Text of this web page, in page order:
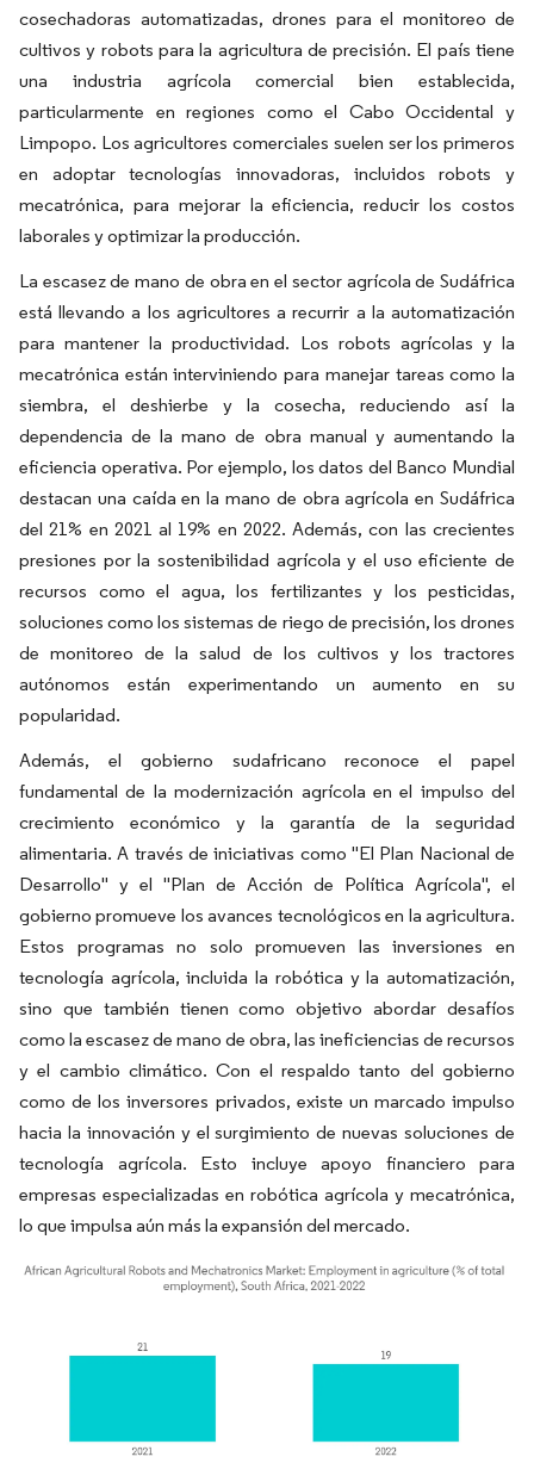
cosechadoras automatizadas, drones para el monitoreo de
cultivos y robots para la agricultura de precisión. El país tiene
una industria agrícola comercial bien establecida,
particularmente en regiones como el Cabo Occidental y
Limpopo. Los agricultores comerciales suelen ser los primeros
en adoptar tecnologías innovadoras, incluidos robots y
mecatrónica, para mejorar la eficiencia, reducir los costos
laborales y optimizar la producción.
La escasez de mano de obra en el sector agrícola de Sudáfrica
está llevando a los agricultores a recurrir a la automatización
para mantener la productividad. Los robots agrícolas y la
mecatrónica están interviniendo para manejar tareas como la
siembra, el deshierbe y la cosecha, reduciendo así la
dependencia de la mano de obra manual y aumentando la
eficiencia operativa. Por ejemplo, los datos del Banco Mundial
destacan una caída en la mano de obra agrícola en Sudáfrica
del 21% en 2021 al 19% en 2022. Además, con las crecientes
presiones por la sostenibilidad agrícola y el uso eficiente de
recursos como el agua, los fertilizantes y los pesticidas,
soluciones como los sistemas de riego de precisión, los drones
de monitoreo de la salud de los cultivos y los tractores
autónomos están experimentando un aumento en su
popularidad.
Además, el gobierno sudafricano reconoce el papel
fundamental de la modernización agrícola en el impulso del
crecimiento económico y la garantía de la seguridad
alimentaria. A través de iniciativas como "El Plan Nacional de
Desarrollo" y el "Plan de Acción de Política Agrícola", el
gobierno promueve los avances tecnológicos en la agricultura.
Estos programas no solo promueven las inversiones en
tecnología agrícola, incluida la robótica y la automatización,
sino que también tienen como objetivo abordar desafíos
como la escasez de mano de obra, las ineficiencias de recursos
y el cambio climático. Con el respaldo tanto del gobierno
como de los inversores privados, existe un marcado impulso
hacia la innovación y el surgimiento de nuevas soluciones de
tecnología agrícola. Esto incluye apoyo financiero para
empresas especializadas en robótica agrícola y mecatrónica,
lo que impulsa aún más la expansión del mercado.